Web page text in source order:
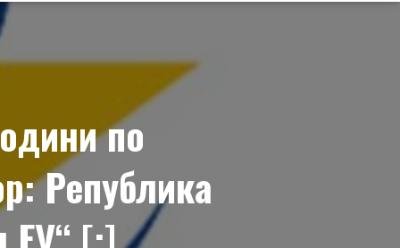
по
Република